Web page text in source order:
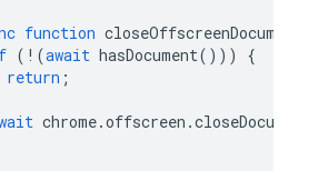
function closeOffscreenDocument
( ! (await hasDocument()))
{
return ;
chrome.offscreen .closeDocument